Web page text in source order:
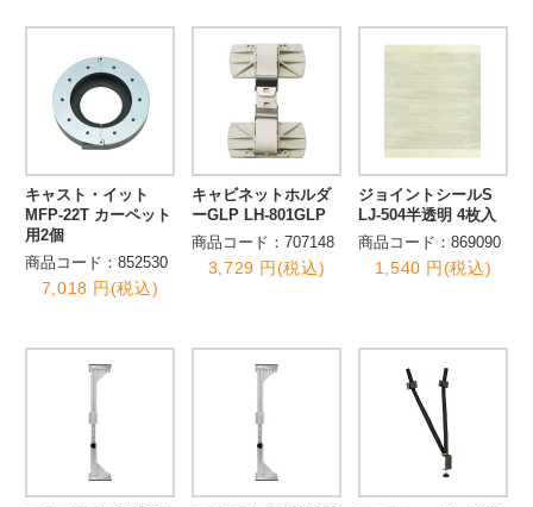
キャスト・イット
MFP-22T カーペット
用2個
商品コード：852530
7,018 円(税込)
キャビネットホルダ
ーGLP LH-801GLP
商品コード：707148
3,729 円(税込)
ジョイントシールS
LJ-504半透明 4枚入
商品コード：869090
1,540 円(税込)